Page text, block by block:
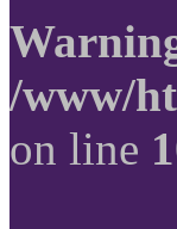
/www/
on line